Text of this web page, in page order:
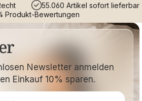
55.060 Artikel sofort lieferbar
Produkt-Bewertungen
Newsletter anmelden
Einkauf 10% sparen.